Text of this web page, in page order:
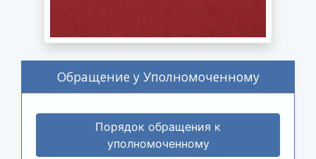
Обращение у Уполномоченному
Порядок обращения к
уполномоченному